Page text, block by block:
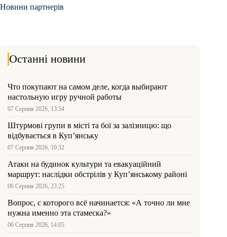
Новини партнерів
Останні новини
Что покупают на самом деле, когда выбирают
настольную игру ручной работы
07 Серпня 2026, 13:54
Штурмові групи в місті та бої за залізницю: що
відбувається в Куп’янську
07 Серпня 2026, 10:32
Атаки на будинок культури та евакуаційний
маршрут: наслідки обстрілів у Куп’янському районі
06 Серпня 2026, 23:25
Вопрос, с которого всё начинается: «А точно ли мне
нужна именно эта стамеска?»
06 Серпня 2026, 14:05